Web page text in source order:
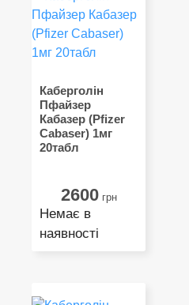
Каберголін
Пфайзер
Кабазер (Pfizer
Cabaser) 1мг
20табл
2600грн
Немає в
наявності